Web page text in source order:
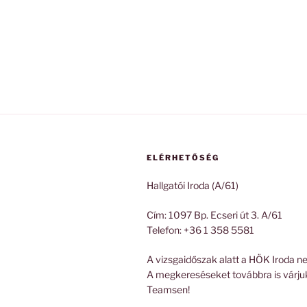
ELÉRHETŐSÉG
Hallgatói Iroda (A/61)
Cím: 1097 Bp. Ecseri út 3. A/61
Telefon: +36 1 358 5581
A vizsgaidőszak alatt a HÖK Iroda
A megkereséseket továbbra is
Teamsen!